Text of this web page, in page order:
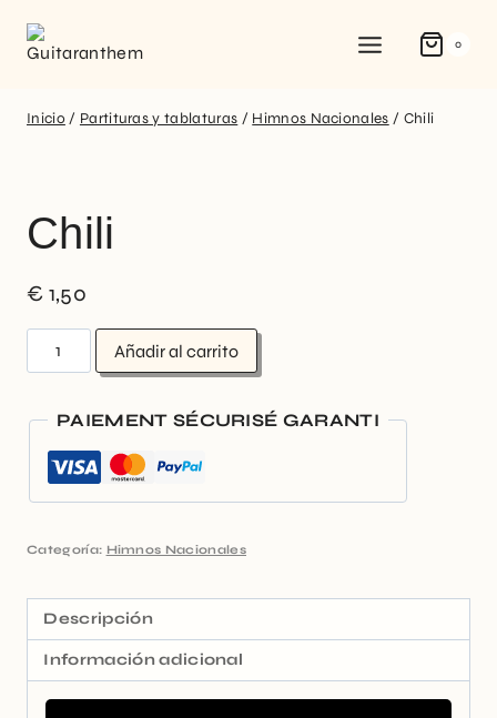
0
Inicio / Partituras y tablaturas / Himnos Nacionales / Chili
Chili
€ 1,50
Añadir al carrito
PAIEMENT SÉCURISÉ GARANTI
Categoría: Himnos Nacionales
Descripción
Información adicional